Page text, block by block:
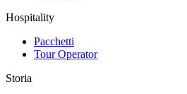
Hospitality
Pacchetti
Tour Operator
Storia